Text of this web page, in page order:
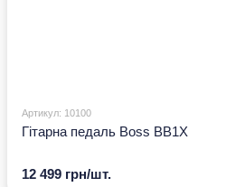
Артикул: 10100
Гітарна педаль Boss BB1X
12 499 грн/шт.